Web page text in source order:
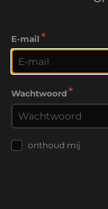
E-mail *
Wachtwoord*
onthoud mij